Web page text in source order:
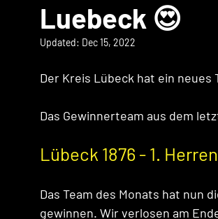
Luebeck 😍
Updated: Dec 15, 2022
Der Kreis Lübeck hat ein neues
Das Gewinnerteam aus dem
Lübeck 1876 - 1. Herren
Das Team des Monats hat nun
gewinnen. Wir verlosen am